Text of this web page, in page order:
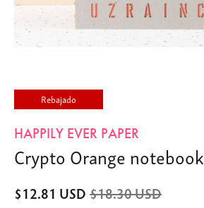
Rebajado
HAPPILY EVER PAPER
Crypto Orange notebook
$12.81 USD $18.30 USD